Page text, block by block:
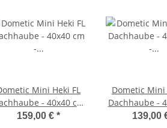
Mini Heki FL
- 40x40 cm
43-60mm -
159,00 € *
Dometic Mini
Dachhaube -
- Dachstärke
139,00